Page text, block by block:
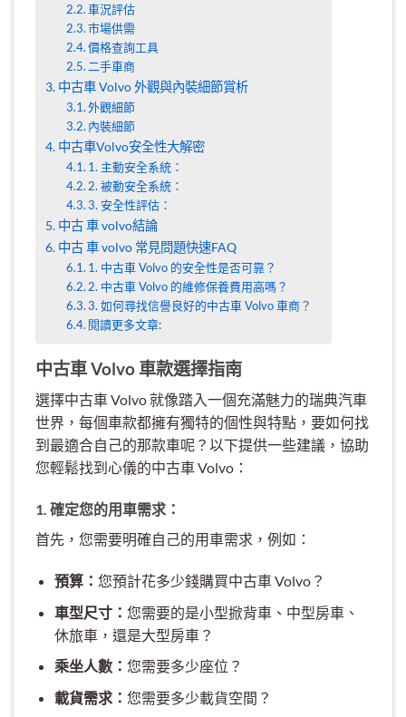
車況評估
市場供需
價格查詢工具
二手車商
中古車 Volvo 外觀與內裝細節賞析
外觀細節
內裝細節
中古車Volvo安全性大解密
1. 主動安全系統：
2. 被動安全系統：
3. 安全性評估：
中古 車 volvo結論
中古 車 volvo 常見問題快速FAQ
1. 中古車 Volvo 的安全性是否可靠？
2. 中古車 Volvo 的維修保養費用高嗎？
3. 如何尋找信譽良好的中古車 Volvo 車商？
閱讀更多文章:
中古車 Volvo 車款選擇指南
選擇中古車 Volvo 就像踏入一個充滿魅力的瑞典汽車
世界，每個車款都擁有獨特的個性與特點，要如何找
到最適合自己的那款車呢？以下提供一些建議，協助
您輕鬆找到心儀的中古車 Volvo：
1. 確定您的用車需求：
首先，您需要明確自己的用車需求，例如：
預算： 您預計花多少錢購買中古車 Volvo？
車型尺寸： 您需要的是小型掀背車、中型房車、
休旅車，還是大型房車？
乘坐人數： 您需要多少座位？
載貨需求： 您需要多少載貨空間？